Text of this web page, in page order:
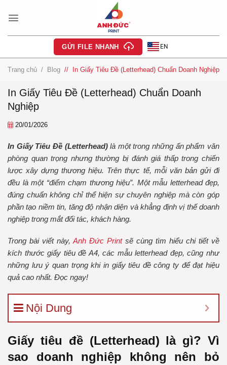
qua
GỬI FILE NHANH EN
Trang chủ / Blog / In Giấy Tiêu Đề (Letterhead) Chuẩn Doanh Nghiệp
In Giấy Tiêu Đề (Letterhead) Chuẩn Doanh
Nghiệp
20/01/2026
In Giấy Tiêu Đề (Letterhead)là một trong những ấn phẩm văn
phòng quan trọng nhưng thường bị đánh giá thấp trong chiến
lược xây dựng thương hiệu. Trên thực tế, mỗi văn bản gửi đi
đều là một “điểm chạm thương hiệu”. Một mẫu letterhead đẹp,
đúng chuẩn không chỉ thể hiện sự chuyên nghiệp mà còn góp
phần tạo niềm tin, tăng độ nhận diện và khẳng định vị thế doanh
nghiệp trong mắt đối tác, khách hàng.
Trong bài viết này, Anh Đức Printsẽ cùng tìm hiểu chi tiết về
kích thước giấy tiêu đề A4, các mẫu letterhead đẹp, cũng như
những lưu ý quan trọng khi in giấy tiêu đề công ty để đạt hiệu
quả cao nhất. Đọc ngay!
Nội Dung
Giấy tiêu đề (Letterhead) là gì? Vì
sao doanh nghiệp không nên bỏ